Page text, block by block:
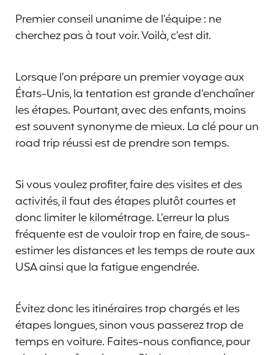
Premier conseil unanime de l’équipe : ne
cherchez pas à tout voir. Voilà, c’est dit.
Lorsque l’on prépare un premier voyage aux
États-Unis, la tentation est grande d’enchaîner
les étapes. Pourtant, avec des enfants, moins
est souvent synonyme de mieux. La clé pour un
road trip réussi est de prendre son temps.
Si vous voulez profiter, faire des visites et des
activités, il faut des étapes plutôt courtes et
donc limiter le kilométrage. L’erreur la plus
fréquente est de vouloir trop en faire, de sous-
estimer les distances et les temps de route aux
USA ainsi que la fatigue engendrée.
Évitez donc les itinéraires trop chargés et les
étapes longues, sinon vous passerez trop de
temps en voiture. Faites-nous confiance, pour